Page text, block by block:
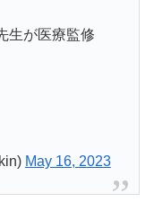
生が医療監修
May 16, 2023